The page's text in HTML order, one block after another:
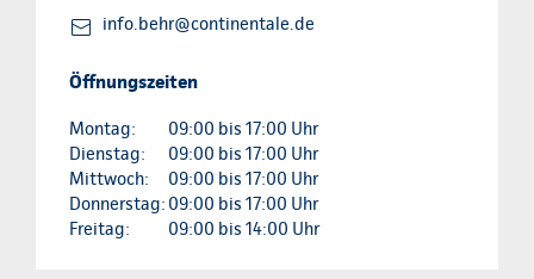
info.behr@continentale.de
Öffnungszeiten
Montag:
09:00 bis 17:00 Uhr
Dienstag:
09:00 bis 17:00 Uhr
Mittwoch:
09:00 bis 17:00 Uhr
Donnerstag: 09:00 bis 17:00 Uhr
Freitag:
09:00 bis 14:00 Uhr